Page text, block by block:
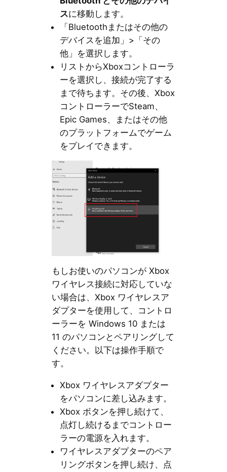
スに移動します。
「Bluetoothまたはその他の
デバイスを追加」>「その
他」を選択します。
リストからXboxコントローラ
ーを選択し、接続が完了する
まで待ちます。その後、Xbox
コントローラーでSteam、
Epic Games、またはその他
のプラットフォームでゲーム
をプレイできます。
もしお使いのパソコンが Xbox
ワイヤレス接続に対応していな
い場合は、Xbox ワイヤレスア
ダプターを使用して、コントロ
ーラーを Windows 10 または
11 のパソコンとペアリングして
ください。以下は操作手順で
す。
Xbox ワイヤレスアダプター
をパソコンに差し込みます。
Xbox ボタンを押し続けて、
点灯し続けるまでコントロー
ラーの電源を入れます。
ワイヤレスアダプターのペア
リングボタンを押し続け、点